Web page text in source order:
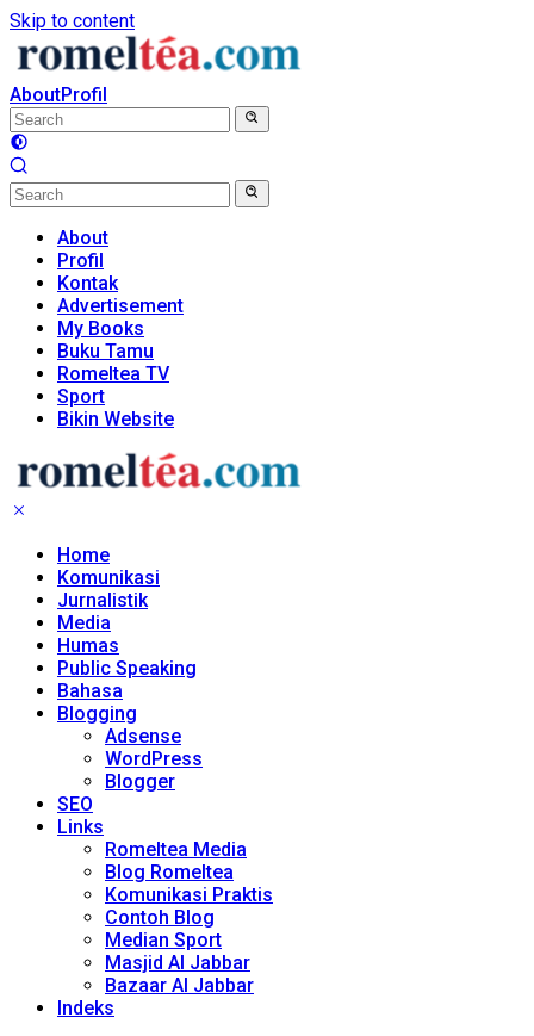
Skip to content
AboutProfil
About
Profil
Kontak
Advertisement
My Books
Buku Tamu
Romeltea TV
Sport
Bikin Website
Home
Komunikasi
Jurnalistik
Media
Humas
Public Speaking
Bahasa
Blogging
Adsense
WordPress
Blogger
SEO
Links
Romeltea Media
Blog Romeltea
Komunikasi Praktis
Contoh Blog
Median Sport
Masjid Al Jabbar
Bazaar Al Jabbar
Indeks